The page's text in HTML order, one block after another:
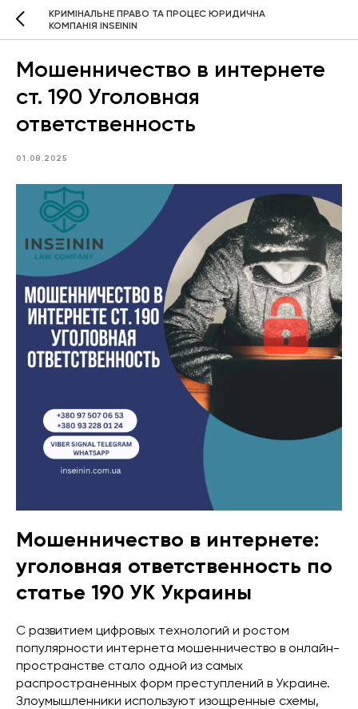
КРИМІНАЛЬНЕ ПРАВО ТА ПРОЦЕС ЮРИДИЧНА
КОМПАНІЯ INSEININ
Мошенничество в интернете
ст. 190 Уголовная
ответственность
01.08.2025
Мошенничество в интернете:
уголовная ответственность по
статье 190 УК Украины
С развитием цифровых технологий и ростом
популярности интернета мошенничество в онлайн-
пространстве стало одной из самых
распространенных форм преступлений в Украине.
Злоумышленники используют изощренные схемы,